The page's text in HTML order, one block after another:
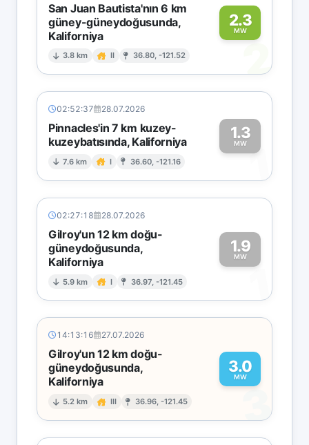
San Juan Bautista'nın 6 km
güney-güneydoğusunda,
Kaliforniya
3.8 km II 36.80, -121.52
2.3
MW
2
02:52:37 28.07.2026
Pinnacles'in 7 km kuzey-
kuzeybatısında, Kaliforniya
7.6 km I 36.60, -121.16
1.3
MW1
02:27:18 28.07.2026
Gilroy'un 12 km doğu-
güneydoğusunda,
Kaliforniya
5.9 km I 36.97, -121.45
1.9
MW
1
14:13:16 27.07.2026
Gilroy'un 12 km doğu-
güneydoğusunda,
Kaliforniya
5.2 km III 36.96, -121.45
3.0
MW
3